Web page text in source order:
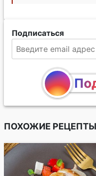
Подписаться
ПОХОЖИЕ РЕЦЕПТЫ